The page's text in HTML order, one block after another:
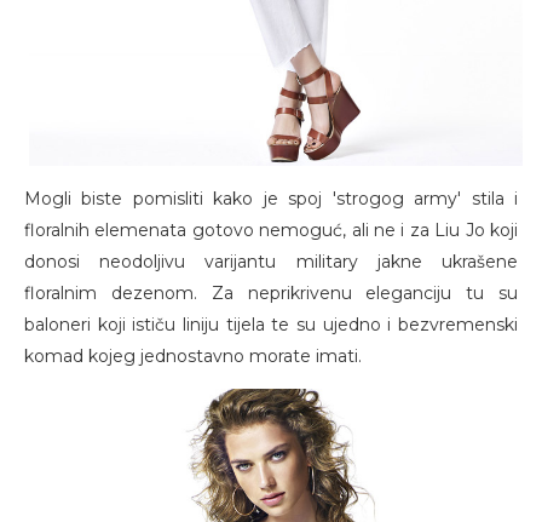
Mogli biste pomisliti kako je spoj 'strogog army' stila i
floralnih elemenata gotovo nemoguć, ali ne i za Liu Jo koji
donosi neodoljivu varijantu military jakne ukrašene
floralnim dezenom. Za neprikrivenu eleganciju tu su
baloneri koji ističu liniju tijela te su ujedno i bezvremenski
komad kojeg jednostavno morate imati.